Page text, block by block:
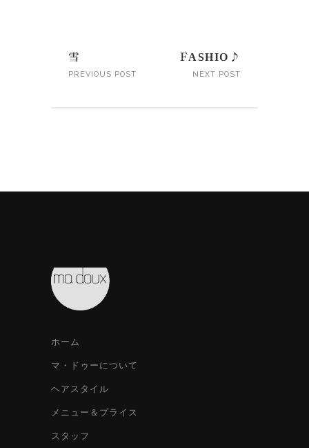
雪
PREVIOUS POST
FASHIO♪
NEXT POST
ホーム
マ・ドゥーについて
ヘアスタイル
メニュー＆プライス
スタッフ